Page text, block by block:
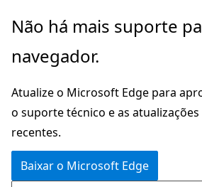
Pular
o
principal
Não há mais suporte
navegador.
Atualize o Microsoft Edge para
o suporte técnico e as
recentes.
Baixar o Microsoft Edge